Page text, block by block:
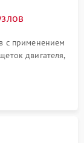
с применением
двигателя,